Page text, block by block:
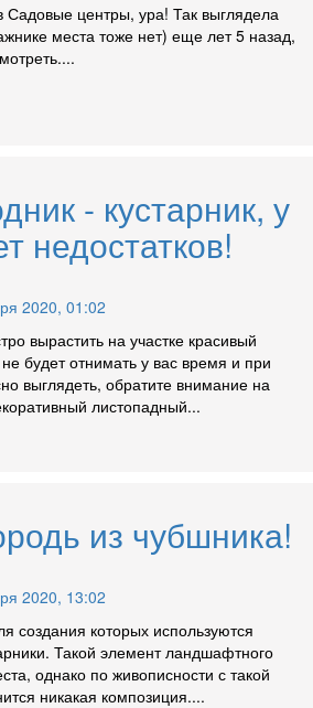
Садовые центры, ура! Так выглядела
места тоже нет) еще лет 5 назад,
- кустарник, у
недостатков!
2020, 01:02
вырастить на участке красивый
будет отнимать у вас время и при
выглядеть, обратите внимание на
листопадный...
из чубшника!
2020, 13:02
создания которых используются
Такой элемент ландшафтного
однако по живописности с такой
никакая композиция....